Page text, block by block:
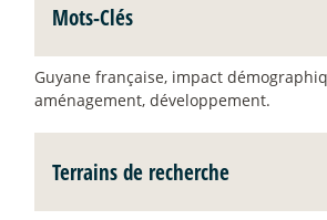
Mots-Clés
Guyane française, impact
aménagement, développement.
Terrains de recherche